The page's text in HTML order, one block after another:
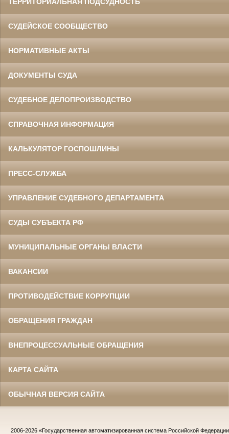
СУДЕЙСКОЕ СООБЩЕСТВО
НОРМАТИВНЫЕ АКТЫ
ДОКУМЕНТЫ СУДА
СУДЕБНОЕ ДЕЛОПРОИЗВОДСТВО
СПРАВОЧНАЯ ИНФОРМАЦИЯ
КАЛЬКУЛЯТОР ГОСПОШЛИНЫ
ПРЕСС-СЛУЖБА
УПРАВЛЕНИЕ СУДЕБНОГО ДЕПАРТАМЕНТА
СУДЫ СУБЪЕКТА РФ
МУНИЦИПАЛЬНЫЕ ОРГАНЫ ВЛАСТИ
ВАКАНСИИ
ПРОТИВОДЕЙСТВИЕ КОРРУПЦИИ
ОБРАЩЕНИЯ ГРАЖДАН
ВНЕПРОЦЕССУАЛЬНЫЕ ОБРАЩЕНИЯ
КАРТА САЙТА
ОБЫЧНАЯ ВЕРСИЯ САЙТА
2006-2026 «Государственная автоматизированная система Российской